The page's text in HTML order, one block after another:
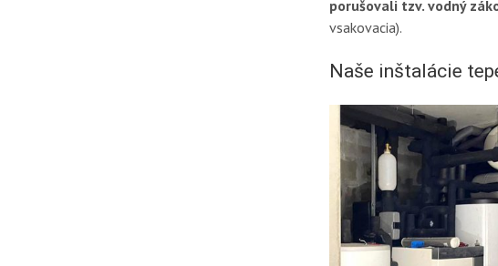
porušovali tzv. vodný
vsakovacia).
Naše inštalácie